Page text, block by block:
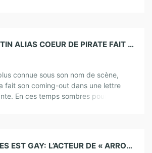
BÉATRICE MARTIN ALIAS COEUR DE PIRATE FAIT UN COMING-OUT ÉMOUVANT
connue sous son nom de scène,
fait son coming-out dans une lettre
En ces temps sombres pour les
COLTON HAYNES EST GAY: L’ACTEUR DE « ARROW » ET « TEEN WOLF » FAIT SON COMING OUT